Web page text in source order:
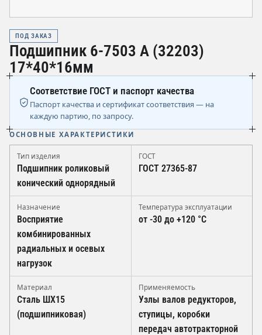
ПОД ЗАКАЗ
Подшипник 6-7503 А (32203)
17*40*16мм
Соответствие ГОСТ и паспорт качества
Паспорт качества и сертификат соответствия — на
каждую партию, по запросу.
ОСНОВНЫЕ ХАРАКТЕРИСТИКИ
Тип изделия
Подшипник роликовый
конический однорядный
ГОСТ
ГОСТ 27365-87
Назначение
Восприятие
комбинированных
радиальных и осевых
нагрузок
Температура эксплуатации
от -30 до +120 °C
Материал
Сталь ШХ15
(подшипниковая)
Применяемость
Узлы валов редукторов,
ступицы, коробки
передач автотракторной